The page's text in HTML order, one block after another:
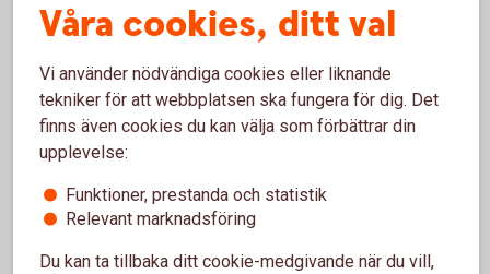
Så skapar du en Swish-rapport
Logga in i internetbanken
Gå till översikten: Betala/överföra – Swish – Swish
Våra cookies, ditt val
Vi använder nödvändiga cookies eller liknande
tekniker för att webbplatsen ska fungera för dig. Det
finns även cookies du kan välja som förbättrar din
upplevelse:
Funktioner, prestanda och statistik
Relevant marknadsföring
Du kan ta tillbaka ditt cookie-medgivande när du vill,